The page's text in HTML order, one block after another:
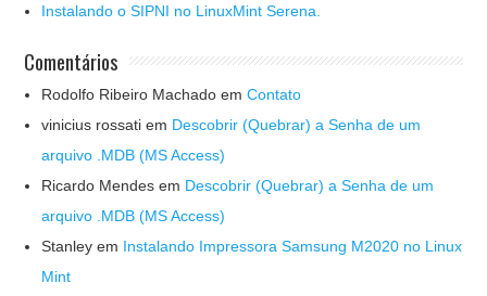
Instalando o SIPNI no LinuxMint Serena.
Comentários
Rodolfo Ribeiro Machado emContato
vinicius rossati em Descobrir (Quebrar) a Senha de um
arquivo .MDB (MS Access)
Ricardo Mendes em Descobrir (Quebrar) a Senha de um
arquivo .MDB (MS Access)
Stanley em Instalando Impressora Samsung M2020 no Linux
Mint